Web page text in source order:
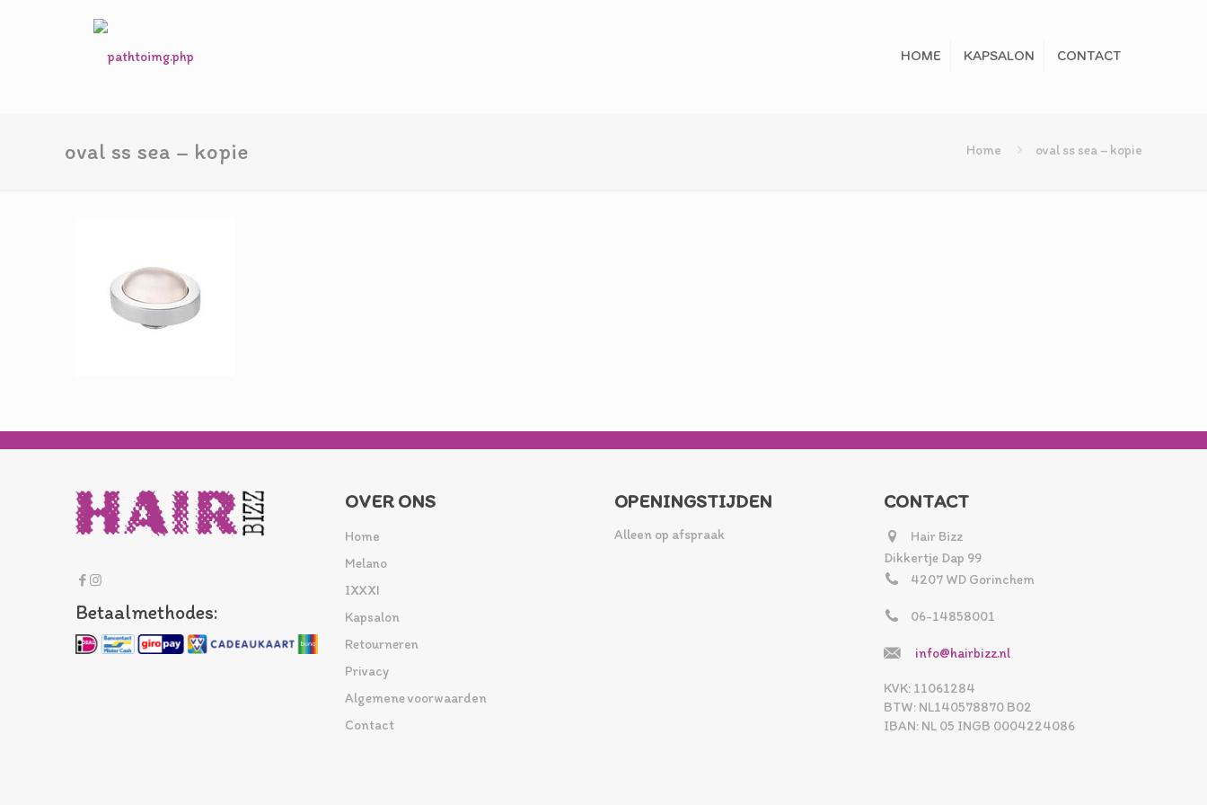
HOME KAPSALON CONTACT
oval ss sea – kopie Home oval ss sea – kopie
Betaalmethodes:
OVER ONS
Home
Melano
IXXXI
Kapsalon
Retourneren
Privacy
Algemene voorwaarden
Contact
OPENINGSTIJDEN
Alleen op afspraak
CONTACT
Hair Bizz
Dikkertje Dap 99
4207 WD Gorinchem
06-14858001
info@hairbizz.nl
KVK: 11061284
BTW: NL140578870 B02
IBAN: NL 05 INGB 0004224086